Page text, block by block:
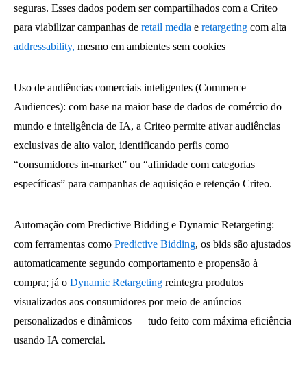
seguras. Esses dados podem ser compartilhados com a Criteo
para viabilizar campanhas de retail media e retargeting com alta
addressability, mesmo em ambientes sem cookies
Uso de audiências comerciais inteligentes (Commerce
Audiences): com base na maior base de dados de comércio do
mundo e inteligência de IA, a Criteo permite ativar audiências
exclusivas de alto valor, identificando perfis como
“consumidores in-market” ou “afinidade com categorias
específicas” para campanhas de aquisição e retenção Criteo.
Automação com Predictive Bidding e Dynamic Retargeting:
com ferramentas como Predictive Bidding, os bids são ajustados
automaticamente segundo comportamento e propensão à
compra; já o Dynamic Retargeting reintegra produtos
visualizados aos consumidores por meio de anúncios
personalizados e dinâmicos — tudo feito com máxima eficiência
usando IA comercial.